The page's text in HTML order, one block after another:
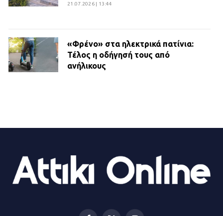
21.07.2026 | 13:44
«Φρένο» στα ηλεκτρικά πατίνια:
Τέλος η οδήγησή τους από
ανήλικους
Βριλήσσια: Αυτοκίνητο έσπασε
τζαμαρία και μπήκε μέσα σε μαγαζί